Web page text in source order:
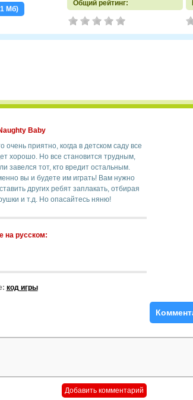
Мб)
Общий рейтинг:
Baby
очень приятно, когда в детском саду все
хорошо. Но все становится трудным,
завелся тот, кто вредит остальным.
вы и будете им играть! Вам нужно
других ребят заплакать, отбирая
и т.д. Но опасайтесь няню!
на русском:
код игры